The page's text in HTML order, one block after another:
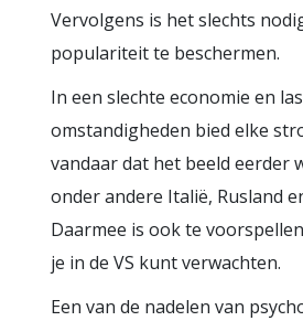
Vervolgens is het slechts
populariteit te beschermen.
In een slechte economie en
omstandigheden bied elke
vandaar dat het beeld eerder
onder andere Italië, Rusland
Daarmee is ook te
je in de VS kunt verwachten.
Een van de nadelen van